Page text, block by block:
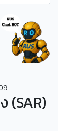
(SAR)